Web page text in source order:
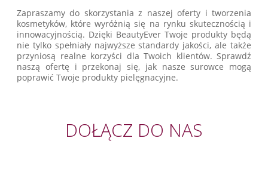
Zapraszamy do skorzystania z naszej oferty i tworzenia
kosmetyków, które wyróżnią się na rynku skutecznością i
innowacyjnością. Dzięki BeautyEver Twoje produkty będą
nie tylko spełniały najwyższe standardy jakości, ale także
przyniosą realne korzyści dla Twoich klientów. Sprawdź
naszą ofertę i przekonaj się, jak nasze surowce mogą
poprawić Twoje produkty pielęgnacyjne.
DOŁĄCZ DO NAS